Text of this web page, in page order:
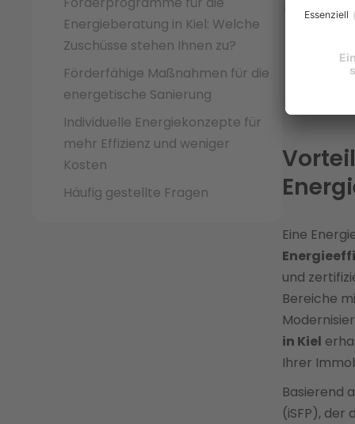
Energieberatung in Kiel: Welche
Zuschüsse stehen Ihnen zu?
Förderfähige Maßnahmen für die
energetische Sanierung
Individuelle Energiekonzepte für
mehr Effizienz und weniger
Kosten
Häufig gestellte Fragen
Eine
und
Bereiche
in Kiel
Ihrer
Basierend
(iSFP), der